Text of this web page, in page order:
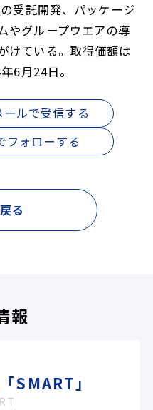
受託開発、パッケージ
やグループウエアの導
けている。取得価額は
6月24日。
ルで受信する
フォローする
る
報
SMART」